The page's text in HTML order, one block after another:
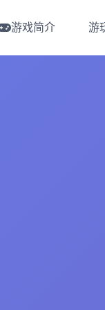
游戏简介 游